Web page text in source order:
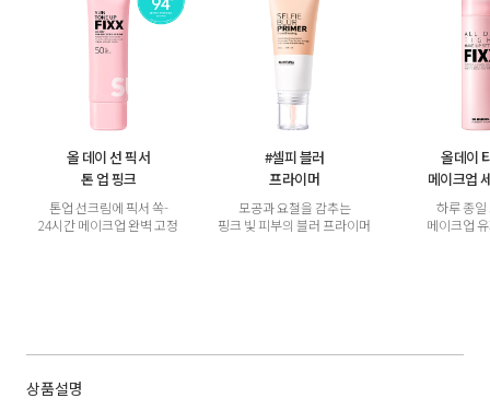
올 데이 선 픽서
톤 업 핑크
톤업 선크림에 픽서 쏙-
24시간 메이크업 완벽 고정
#셀피 블러
프라이머
모공과 요철을 감추는
핑크 빛 피부의 블러 프라이머
올데이
메이크업
하루 종일
메이크업
상품설명